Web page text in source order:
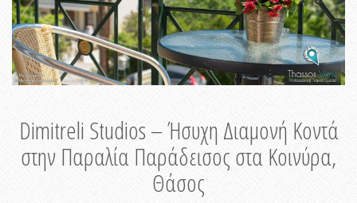
Dimitreli Studios – Ήσυχη Διαμονή Κοντά
στην Παραλία Παράδεισος στα Κοινύρα,
Θάσος